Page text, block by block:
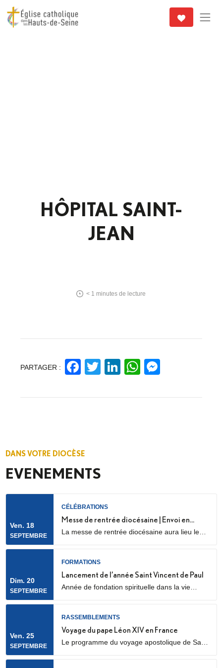
HÔPITAL SAINT-
JEAN
< 1 minutes de lecture
PARTAGER : Facebook
Twitter
LinkedIn
WhatsApp
DANS VOTRE DIOCÈSE
EVENEMENTS
Ven. 18
SEPTEMBRE
CÉLÉBRATIONS
Messe de rentrée diocésaine | Envoi en
mission des LME
La messe de rentrée diocésaine aura lieu le
(28 Rue de l’Église, 92000 Nanterre) Elle sera
marquée par l’envoi en mission des Laïcs en
en mission ecclésiale ? Les Laïcs en...
Dim. 20
SEPTEMBRE
FORMATIONS
Lancement de l’année Saint Vincent de Paul
Année de fondation spirituelle dans la vie
biblique, accompagnement spirituel, service
auprès des plus pauvres ou des plus jeunes,
vie fraternelle.
Ven. 25
SEPTEMBRE
RASSEMBLEMENTS
Voyage du pape Léon XIV en France
Le programme du voyage apostolique de Sa